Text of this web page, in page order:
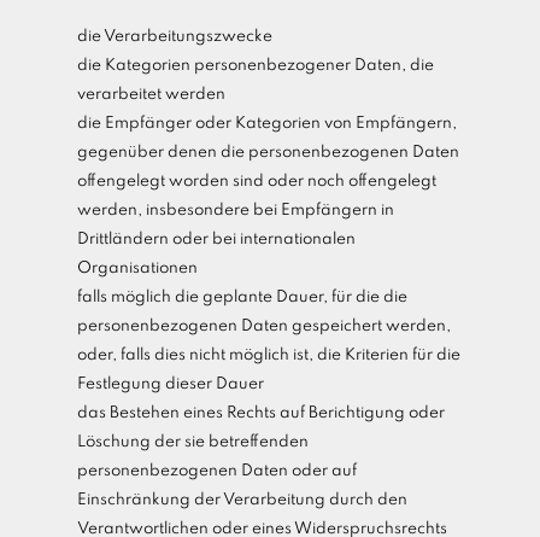
die Verarbeitungszwecke
die Kategorien personenbezogener Daten, die
verarbeitet werden
die Empfänger oder Kategorien von Empfängern,
gegenüber denen die personenbezogenen Daten
offengelegt worden sind oder noch offengelegt
werden, insbesondere bei Empfängern in
Drittländern oder bei internationalen
Organisationen
falls möglich die geplante Dauer, für die die
personenbezogenen Daten gespeichert werden,
oder, falls dies nicht möglich ist, die Kriterien für die
Festlegung dieser Dauer
das Bestehen eines Rechts auf Berichtigung oder
Löschung der sie betreffenden
personenbezogenen Daten oder auf
Einschränkung der Verarbeitung durch den
Verantwortlichen oder eines Widerspruchsrechts